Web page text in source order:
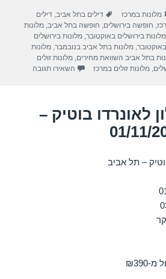
s
A
p
gr
a
m
e
קטגוריות
מלונות במרכז תגיות
דילים בתל אביב,דילים
, חופשה בירושלים, חופשה בתל אביב,מלונות
מלונות בירושלים באוקטובר,מלונות בירושלים
,מלונות בתל אביב בנובמבר,מלונות
בתל אביב השוואת מחירים,מלונות זולים
,מלונות זולים במרכז השאירו תגובה
לאונרדו בוטיק –
– תל אביב